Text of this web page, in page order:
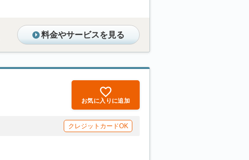
料金やサービスを見る
お気に入りに追加
クレジットカードOK